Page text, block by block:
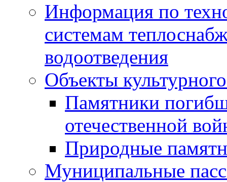
Информация по
системам
водоотведения
Объекты
Памятники
отечественной
Природные
Муниципальные